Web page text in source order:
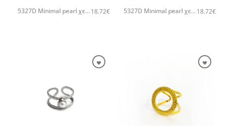
5327D Minimal pearl χειροποίητο δαχτυλιδι Catherine bijoux Χρυσό18.72€ 5327D Minimal pearl χειροποίητο δαχτυλιδι Catherine bijoux Ροζ χρυσό18.72€